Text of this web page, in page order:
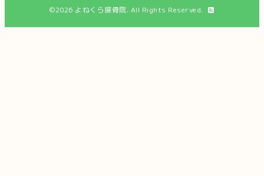
©2026 よねくら接骨院. All Rights Reserved.